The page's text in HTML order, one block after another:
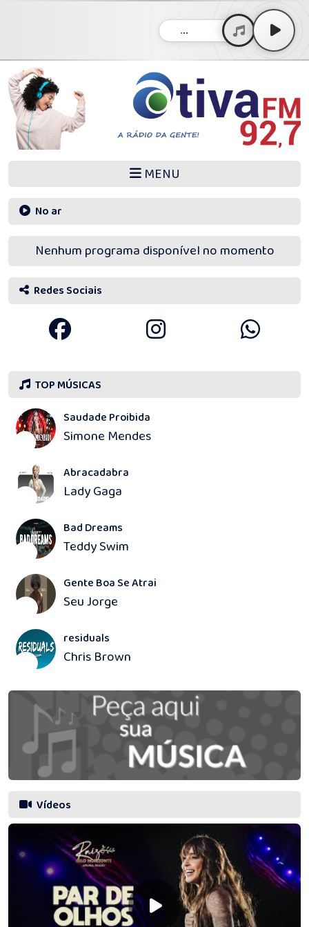
...
MENU
No ar
Nenhum programa disponível no momento
Redes Sociais
TOP MÚSICAS
Saudade Proibida
Simone Mendes
Abracadabra
Lady Gaga
Bad Dreams
Teddy Swim
Gente Boa Se Atrai
Seu Jorge
residuals
Chris Brown
Vídeos
Prefeitura de
Eunápolis
Prefeitura
de Eunápolis